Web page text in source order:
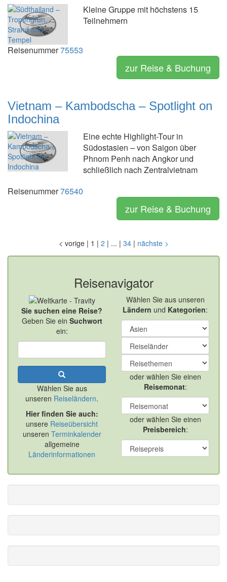
Kleine Gruppe mit höchstens 15
Teilnehmern
Reisenummer75553
zur Reise & Buchung
Vietnam – Kambodscha – Spotlight on
Indochina
Eine echte Highlight-Tour in
Südostasien – von Saigon über
Phnom Penh nach Angkor und
schließlich nach Zentralvietnam
Reisenummer76540
zur Reise & Buchung
< vorige | 1 | 2 | ... | 34| nächste >
Reisenavigator
Sie suchen eine Reise?
Geben Sie ein Suchwort
ein:
Wählen Sie aus
unseren Reiseländern.
Hier finden Sie auch:
unsere Reiseübersicht
unseren Terminkalender
allgemeine
Länderinformationen
Wählen Sie aus unseren
Ländern und Kategorien:
oder wählen Sie einen
Reisemonat:
oder wählen Sie einen
Preisbereich: